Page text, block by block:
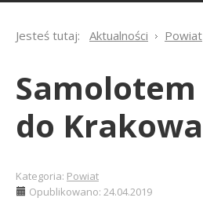
Jesteś tutaj: Aktualności Powiat
Samolotem
do Krakowa
Kategoria: Powiat
Opublikowano: 24.04.2019